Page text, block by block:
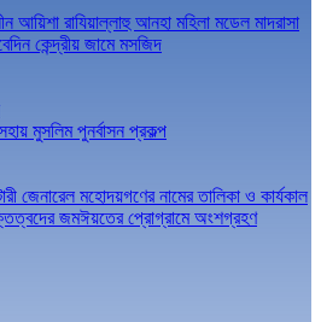
আয়িশা রাযিয়াল্লাহু আনহা মহিলা মডেল মাদরাসা
কেন্দ্রীয় জামে মসজিদ
মুসলিম পুনর্বাসন প্রকল্প
জেনারেল মহোদয়গণের নামের তালিকা ও কার্যকাল
জমঈয়তের প্রোগ্রামে অংশগ্রহণ